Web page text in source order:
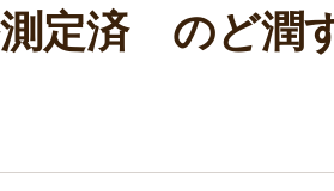
定済 のど潤